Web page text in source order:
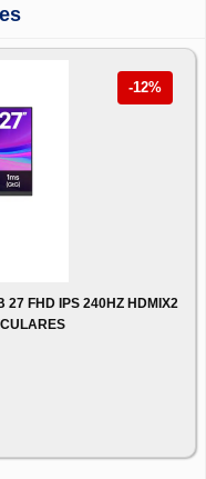
-12%
FHD IPS 240HZ HDMIX2